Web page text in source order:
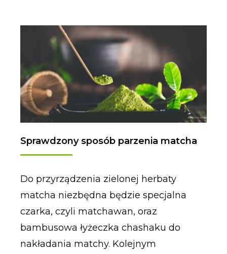
Sprawdzony sposób parzenia matcha
Do przyrządzenia zielonej herbaty
matcha niezbędna będzie specjalna
czarka, czyli matchawan, oraz
bambusowa łyżeczka chashaku do
nakładania matchy. Kolejnym